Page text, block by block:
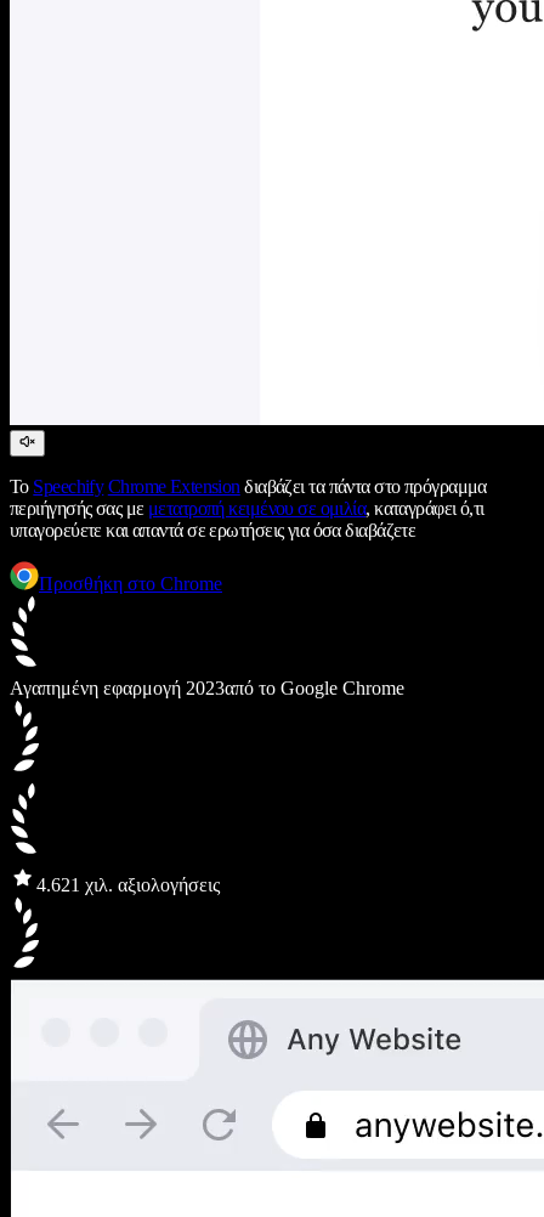
Το Speechify Chrome Extension διαβάζει τα πάντα στο πρόγραμμα
περιήγησής σας με μετατροπή κειμένου σε ομιλία, καταγράφει ό,τι
υπαγορεύετε και απαντά σε ερωτήσεις για όσα διαβάζετε
Προσθήκη στο Chrome
Αγαπημένη εφαρμογή 2023από το Google Chrome
4.621 χιλ. αξιολογήσεις